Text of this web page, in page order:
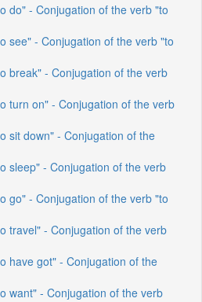
do" - Conjugation of the verb "to
see" - Conjugation of the verb "to
break" - Conjugation of the verb
turn on" - Conjugation of the verb
sit down" - Conjugation of the
sleep" - Conjugation of the verb
go" - Conjugation of the verb "to
travel" - Conjugation of the verb
have got" - Conjugation of the
want" - Conjugation of the verb